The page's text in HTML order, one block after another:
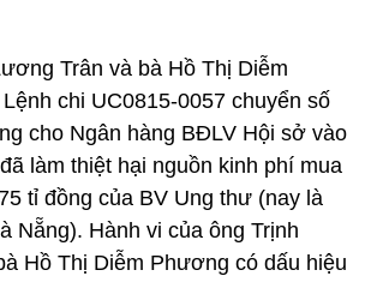
Trân và bà Hồ Thị Diễm
chi UC0815-0057 chuyển số
cho Ngân hàng BĐLV Hội sở vào
làm thiệt hại nguồn kinh phí mua
tỉ đồng của BV Ung thư (nay là
Nẵng). Hành vi của ông Trịnh
Hồ Thị Diễm Phương có dấu hiệu